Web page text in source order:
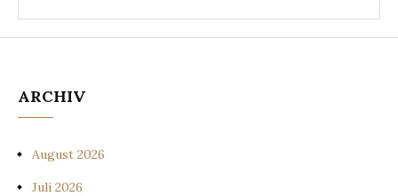
ARCHIV
August 2026
Juli 2026